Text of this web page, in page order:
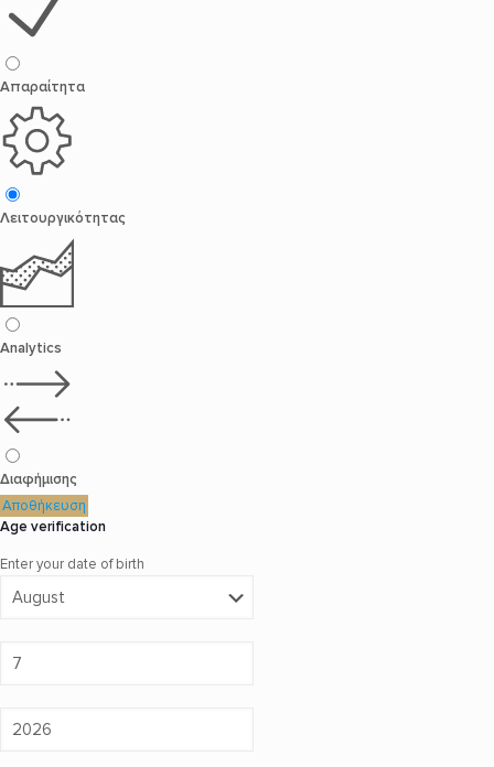
Απαραίτητα
Λειτουργικότητας
Analytics
Διαφήμισης
Αποθήκευση
Age verification
Enter your date of birth